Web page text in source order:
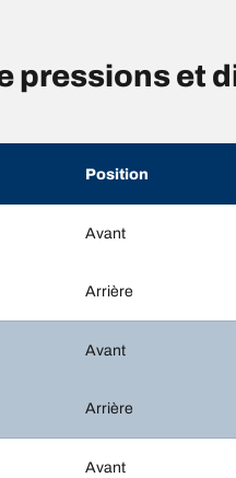
pressions et
Position
Avant
Arrière
Avant
Arrière
Avant